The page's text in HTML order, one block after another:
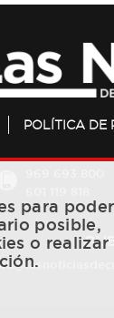
POLÍTICA DE
para poder
posible,
o realizar